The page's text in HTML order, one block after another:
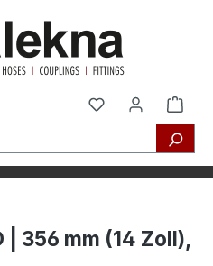
| 356 mm (14 Zoll),